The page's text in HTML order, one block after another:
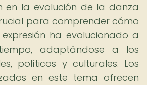
en la evolución de la danza
para comprender cómo
ha evolucionado a
adaptándose a los
políticos y culturales. Los
en este tema ofrecen